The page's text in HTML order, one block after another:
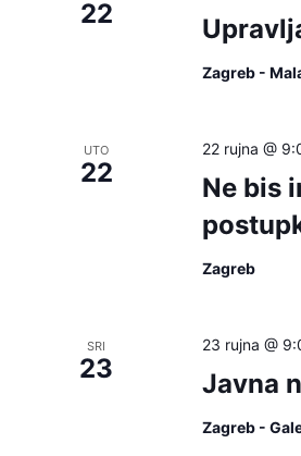
22
Zagreb -
UTO
22
Ne bis
22 rujna @
Zagreb
SRI
23 Javna
23 rujna @
Zagreb -